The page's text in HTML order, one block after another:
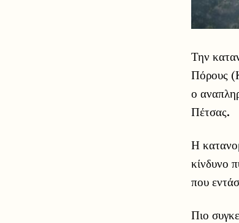
Την
Πόρους
ο
Πέτσας.
Η
κίνδυνο
που
Πιο